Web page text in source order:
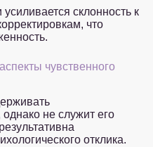
склонность к
что
чувственного
не служит его
отклика.